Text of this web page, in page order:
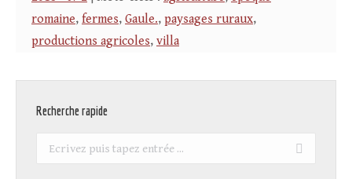
romaine, fermes, Gaule., paysages ruraux,
productions agricoles, villa
Recherche rapide
Recherche